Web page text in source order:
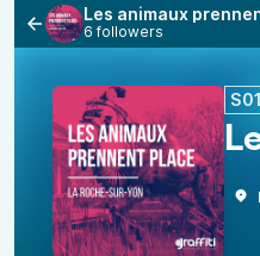
Les animaux
6 followers